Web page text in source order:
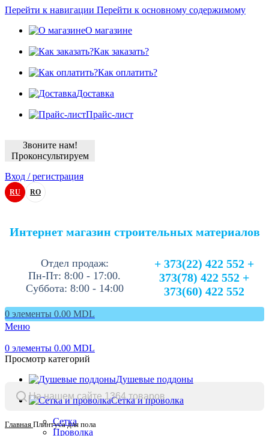
Перейти к навигации Перейти к основному содержимому
О магазине
Как заказать?
Как оплатить?
Доставка
Прайс-лист
Звоните нам!
Проконсультируем
Вход / регистрация
RU RO
Интернет магазин строительных материалов
Отдел продаж:
Пн-Пт: 8:00 - 17:00.
Суббота: 8:00 - 14:00
+ 373(22) 422 552 +
373(78) 422 552 +
373(60) 422 552
0 элементы 0.00 MDL
Меню
0 элементы 0.00 MDL
Просмотр категорий
Душевые поддоны
Сетка и проволка
Сетка
Проволка
Главная Плинтуса для пола